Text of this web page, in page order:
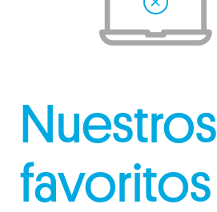
Nuestros
favoritos